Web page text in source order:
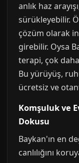
anlık haz
sürükleyebilir.
çözüm olarak
girebilir. Oysa
terapi, çok
Bu yürüyüş,
ücretsiz ve
Komşuluk ve
Dokusu
Baykan'ın en
canlılığını